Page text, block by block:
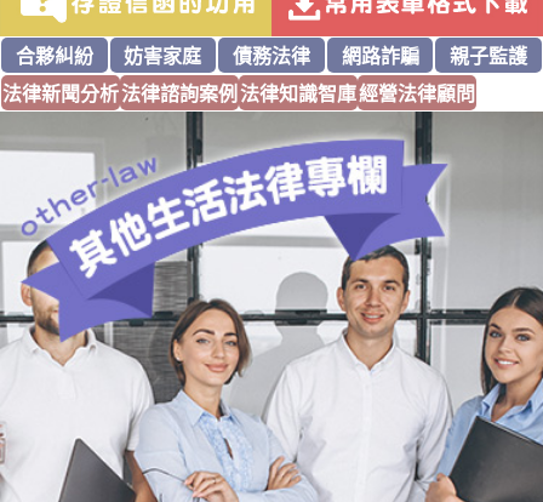
合夥糾紛 妨害家庭 債務法律 網路詐騙
親子監護
法律新聞分析法律諮詢案例法律知識智庫經營法律顧問